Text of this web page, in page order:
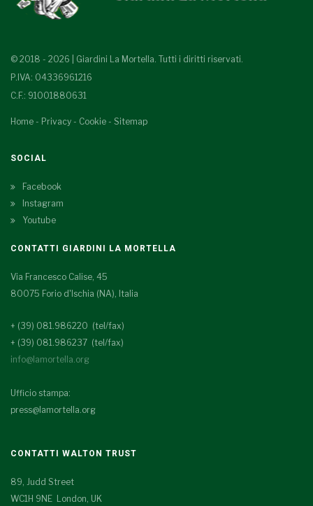
© 2018 - 2026 | Giardini La Mortella. Tutti i diritti riservati.
P.IVA: 04336961216
C.F.: 91001880631
Home - Privacy - Cookie - Sitemap
SOCIAL
Facebook
Instagram
Youtube
CONTATTI GIARDINI LA MORTELLA
Via Francesco Calise, 45
80075 Forio d'Ischia (NA), Italia
+ (39) 081.986220 (tel/fax)
+ (39) 081.986237 (tel/fax)
info@lamortella.org
Ufficio stampa:
press@lamortella.org
CONTATTI WALTON TRUST
89, Judd Street
WC1H 9NE London, UK